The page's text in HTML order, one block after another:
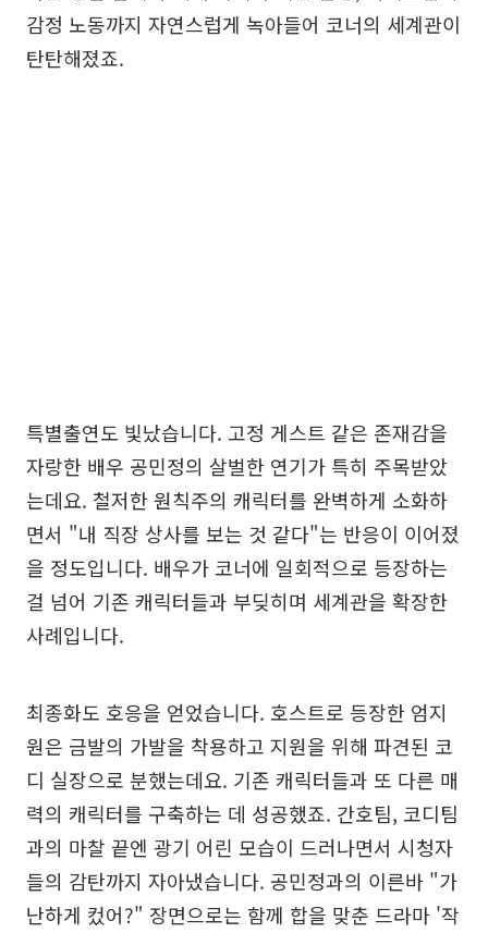
감정 노동까지 자연스럽게 녹아들어 코너의 세계관이
탄탄해졌죠.
특별출연도 빛났습니다. 고정 게스트 같은 존재감을
자랑한 배우 공민정의 살벌한 연기가 특히 주목받았
는데요. 철저한 원칙주의 캐릭터를 완벽하게 소화하
면서 "내 직장 상사를 보는 것 같다"는 반응이 이어졌
을 정도입니다. 배우가 코너에 일회적으로 등장하는
걸 넘어 기존 캐릭터들과 부딪히며 세계관을 확장한
사례입니다.
최종화도 호응을 얻었습니다. 호스트로 등장한 엄지
원은 금발의 가발을 착용하고 지원을 위해 파견된 코
디 실장으로 분했는데요. 기존 캐릭터들과 또 다른 매
력의 캐릭터를 구축하는 데 성공했죠. 간호팀, 코디팀
과의 마찰 끝엔 광기 어린 모습이 드러나면서 시청자
들의 감탄까지 자아냈습니다. 공민정과의 이른바 "가
난하게 컸어?" 장면으로는 함께 합을 맞춘 드라마 '작